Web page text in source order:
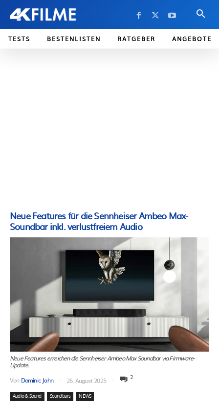
TESTS BESTENLISTEN RATGEBER ANGEBOTE
Neue Features für die Sennheiser Ambeo Max-
Soundbar inkl. verlustfreiem Audio
Neue Features erreichen die Sennheiser Ambeo Max Soundbar via Firmware-
Update.
Von Dominic Jahn 26. August 2025 2
Audio & Sound Soundbars NEWS